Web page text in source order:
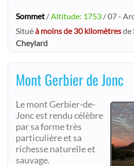
Sommet /Altitude: 1753 / 07 -
Situéà moins de 30 kilomètresde
Cheylard
Mont Gerbier de Jonc
Le mont Gerbier-de-
Jonc est rendu célèbre
par sa forme très
particulière et sa
richesse naturelle et
sauvage.